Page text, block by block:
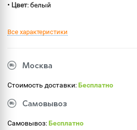
• Цвет: белый
Все характеристики
Москва
Стоимость доставки:Бесплатно
Самовывоз
Самовывоз:Бесплатно